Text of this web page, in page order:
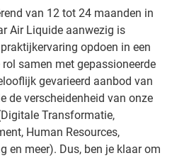
van 12 tot 24 maanden in
Air Liquide aanwezig is
opdoen in een
samen met gepassioneerde
gevarieerd aanbod van
de verscheidenheid van onze
Transformatie,
Human Resources,
en meer). Dus, ben je klaar om